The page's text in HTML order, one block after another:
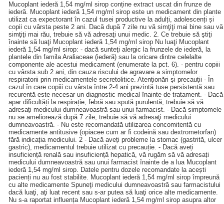
Mucoplant iederă 1,54 mg/ml sirop conține extract uscat din frunze de
iederă. Mucoplant iederă 1,54 mg/ml sirop este un medicament din plante
utilizat ca expectorant în cazul tusei productive la adulți, adolescenți și
copii cu vârsta peste 2 ani. Dacă după 7 zile nu vă simţiţi mai bine sau vă
simţiţi mai rău, trebuie să vă adresaţi unui medic. 2. Ce trebuie să ştiţi
înainte să luaţi Mucoplant iederă 1,54 mg/ml sirop Nu luaţi Mucoplant
iederă 1,54 mg/ml sirop: - dacă sunteţi alergic la frunzele de iederă, la
plantele din famila Araliaceae (iederă) sau la oricare dintre celelalte
componente ale acestui medicament (enumerate la pct. 6). - pentru copiii
cu vârsta sub 2 ani, din cauza riscului de agravare a simptomelor
respiratorii prin medicamentele secretolitice. Atenţionări şi precauţii - În
cazul în care copiii cu vârsta între 2-4 ani prezintă tuse persistentă sau
recurentă este necesar un diagnostic medical înainte de tratament. - Dacă
apar dificultăți la respirație, febră sau spută purulentă, trebuie să vă
adresați medicului dumneavoastră sau unui farmacist. - Dacă simptomele
nu se ameliorează după 7 zile, trebuie să vă adresaţi medicului
dumneavoastră. - Nu este recomandată utilizarea concomitentă cu
medicamente antitusive (opiacee cum ar fi codeină sau dextrometorfan)
fără indicația medicului. 2 - Dacă aveți probleme la stomac (gastrită, ulcer
gastric), medicamentul trebuie utilizat cu precauție. - Dacă aveți
insuficiență renală sau insuficiență hepatică, vă rugăm să vă adresați
medicului dumneavoastră sau unui farmacist înainte de a lua Mucoplant
iederă 1,54 mg/ml sirop. Datele pentru dozele recomandate la acești
pacienți nu au fost stabilite. Mucoplant iederă 1,54 mg/ml sirop împreună
cu alte medicamente Spuneţi medicului dumneavoastră sau farmacistului
dacă luaţi, aţi luat recent sau s-ar putea să luaţi orice alte medicamente.
Nu s-a raportat influența Mucoplant iederă 1,54 mg/ml sirop asupra altor